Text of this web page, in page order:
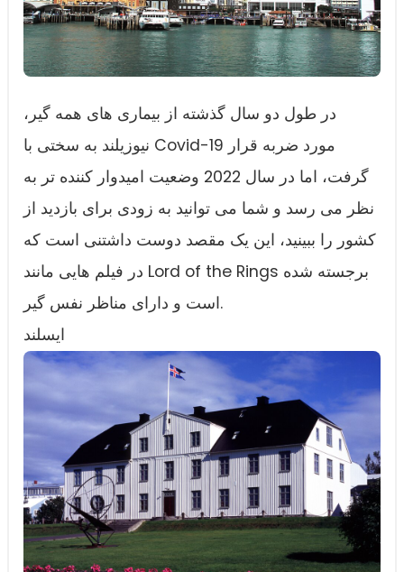
در طول دو سال گذشته از بیماری های همه گیر،
نیوزیلند به سختی با Covid-19 مورد ضربه قرار
گرفت، اما در سال 2022 وضعیت امیدوار کننده تر به
نظر می رسد و شما می توانید به زودی برای بازدید از
کشور را ببینید، این یک مقصد دوست داشتنی است که
در فیلم هایی مانند Lord of the Rings برجسته شده
است و دارای مناظر نفس گیر.
ایسلند